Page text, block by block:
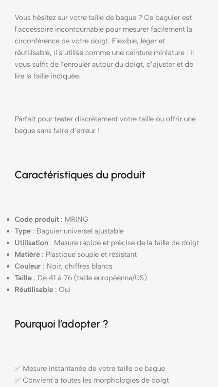
Vous hésitez sur votre taille de bague ? Ce baguier est
l’accessoire incontournable pour mesurer facilement la
circonférence de votre doigt. Flexible, léger et
réutilisable, il s’utilise comme une ceinture miniature : il
vous suffit de l’enrouler autour du doigt, d’ajuster et de
lire la taille indiquée.
Parfait pour tester discrètement votre taille ou offrir une
bague sans faire d’erreur !
Caractéristiques du produit
Code produit : MRING
Type : Baguier universel ajustable
Utilisation : Mesure rapide et précise de la taille de doigt
Matière : Plastique souple et résistant
Couleur : Noir, chiffres blancs
Taille : De 41 à 76 (taille européenne/US)
Réutilisable : Oui
Pourquoi l’adopter ?
✅ Mesure instantanée de votre taille de bague
✅ Convient à toutes les morphologies de doigt